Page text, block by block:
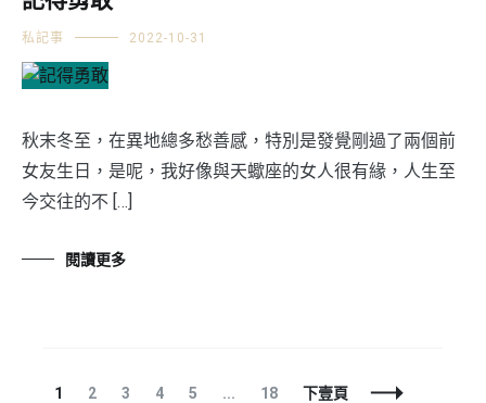
私記事 2022-10-31
秋末冬至，在異地總多愁善感，特別是發覺剛過了兩個前
女友生日，是呢，我好像與天蠍座的女人很有緣，人生至
今交往的不 […]
閱讀更多
文頁
1
頁
2
頁
3
頁
4
頁
5 ...
頁
18 下壹頁